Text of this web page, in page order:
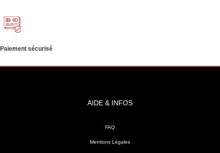
Paiement sécurisé
AIDE & INFOS
FAQ
Mentions Légales